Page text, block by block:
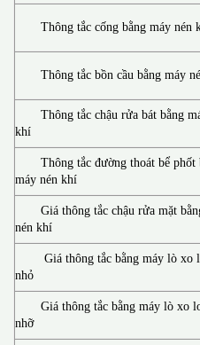
Thông tắc cống bằng máy nén
Thông tắc bồn cầu bằng máy
Thông tắc chậu rửa bát bằng
khí
Thông tắc đường thoát bể phốt
máy nén khí
Giá thông tắc chậu rửa mặt
nén khí
Giá thông tắc bằng máy lò xo
nhỏ
Giá thông tắc bằng máy lò xo
nhỡ